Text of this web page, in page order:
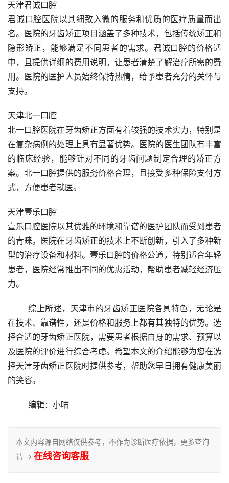
天津君诚口腔
君诚口腔医院以其细致入微的服务和优质的医疗质量而出
名。医院的牙齿矫正项目涵盖了多种技术，包括传统矫正和
隐形矫正，能够满足不同患者的需求。君诚口腔的价格适
中，且提供详细的费用说明，让患者清楚了解治疗所需的费
用。医院的医护人员始终保持热情，给予患者充分的关怀与
支持。
天津北一口腔
北一口腔医院在牙齿矫正方面有着较强的技术实力，特别是
在复杂病例的处理上具有显著优势。医院的医生团队有丰富
的临床经验，能够针对不同的牙齿问题制定合理的矫正方
案。北一口腔提供的服务价格合理，且接受多种保险支付方
式，方便患者就医。
天津壹乐口腔
壹乐口腔医院以其优雅的环境和靠谱的医护团队而受到患者
的青睐。医院在牙齿矫正的技术上不断创新，引入了多种新
型的治疗设备和材料。壹乐口腔的价格公道，特别适合年轻
患者，医院经常推出不同的优惠活动，帮助患者减轻经济压
力。
	综上所述，天津市的牙齿矫正医院各具特色，无论是
在技术、靠谱性，还是价格和服务上都有其独特的优势。选
择合适的牙齿矫正医院，需要患者根据自身的需求、预算以
及医院的评价进行综合考虑。希望本文的介绍能够为您在选
择天津牙齿矫正医院时提供参考，帮助您早日拥有健康美丽
的笑容。
	编辑：小喵
本文内容源自网络仅供参考，不作为诊断医疗依据，更多查询
请 → 在线咨询客服